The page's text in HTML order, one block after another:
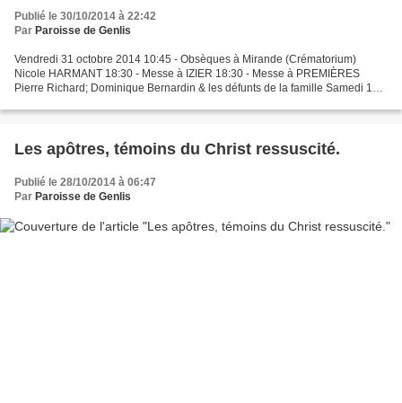
Publié le 30/10/2014 à 22:42
Par Paroisse de Genlis
Vendredi 31 octobre 2014 10:45 - Obsèques à Mirande (Crématorium)
Nicole HARMANT 18:30 - Messe à IZIER 18:30 - Messe à PREMIÈRES
Pierre Richard; Dominique Bernardin & les défunts de la famille Samedi 1
Les apôtres, témoins du Christ ressuscité.
Publié le 28/10/2014 à 06:47
Par Paroisse de Genlis